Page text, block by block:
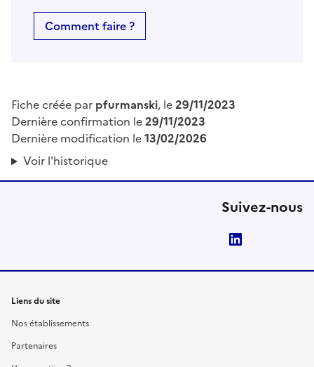
Comment faire ?
Fiche créée par pfurmanski, le29/11/2023
Dernière confirmation le29/11/2023
Dernière modification le13/02/2026
Voir l'historique
Suivez-nous
Liens du site
Nos établissements
Partenaires